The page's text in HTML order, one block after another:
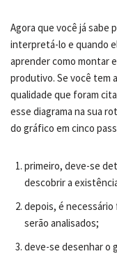
Agora que você já sabe
interpretá-lo e quando
aprender como montar
produtivo. Se você tem
qualidade que foram
esse diagrama na sua
do gráfico em cinco
primeiro, deve-se
descobrir a
depois, é
serão analisados;
deve-se desenhar o